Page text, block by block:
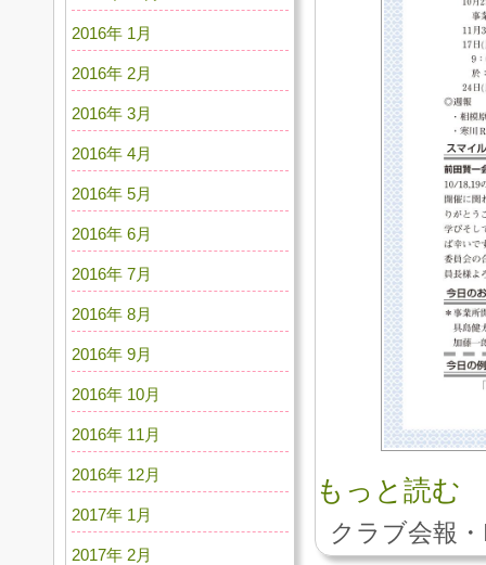
もっと読む
クラブ会報
2016年 1月
2016年 2月
2016年 3月
2016年 4月
2016年 5月
2016年 6月
2016年 7月
2016年 8月
2016年 9月
2016年 10月
2016年 11月
2016年 12月
2017年 1月
2017年 2月